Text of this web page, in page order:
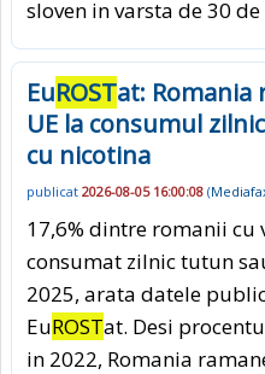
sloven in varsta de 30 de
EuROSTat: Romania
UE la consumul
cu nicotina
publicat 2026-08-05 16:00:08 (
17,6% dintre romanii cu
consumat zilnic tutun
2025, arata datele
EuROSTat. Desi
in 2022, Romania